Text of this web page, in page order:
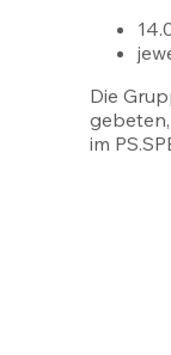
Die
im